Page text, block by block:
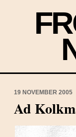
19 NOVEMBER 2005
Ad